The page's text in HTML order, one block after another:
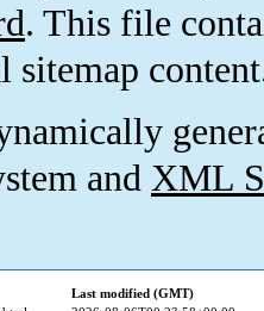
. This file
sitemap
and XML
Last modified (GMT)